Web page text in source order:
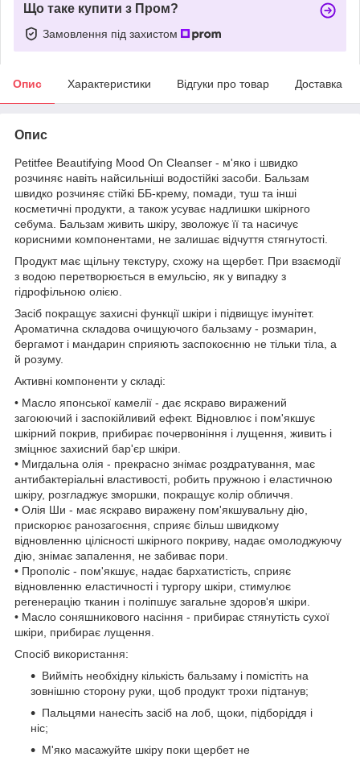
Що таке купити з Пром?
Замовлення під захистом
Опис Характеристики Відгуки про товар Доставка
Опис
Petitfee Beautifying Mood On Cleanser - м'яко і швидко
розчиняє навіть найсильніші водостійкі засоби. Бальзам
швидко розчиняє стійкі ББ-крему, помади, туш та інші
косметичні продукти, а також усуває надлишки шкірного
себума. Бальзам живить шкіру, зволожує її та насичує
корисними компонентами, не залишає відчуття стягнутості.
Продукт має щільну текстуру, схожу на щербет. При взаємодії
з водою перетворюється в емульсію, як у випадку з
гідрофільною олією.
Засіб покращує захисні функції шкіри і підвищує імунітет.
Ароматична складова очищуючого бальзаму - розмарин,
бергамот і мандарин сприяють заспокоєнню не тільки тіла, а
й розуму.
Активні компоненти у складі:
• Масло японської камелії - дає яскраво виражений
загоюючий і заспокійливий ефект. Відновлює і пом'якшує
шкірний покрив, прибирає почервоніння і лущення, живить і
зміцнює захисний бар'єр шкіри.
• Мигдальна олія - прекрасно знімає роздратування, має
антибактеріальні властивості, робить пружною і еластичною
шкіру, розгладжує зморшки, покращує колір обличчя.
• Олія Ши - має яскраво виражену пом'якшувальну дію,
прискорює ранозагоєння, сприяє більш швидкому
відновленню цілісності шкірного покриву, надає омолоджуючу
дію, знімає запалення, не забиває пори.
• Прополіс - пом'якшує, надає бархатистість, сприяє
відновленню еластичності і тургору шкіри, стимулює
регенерацію тканин і поліпшує загальне здоров'я шкіри.
• Масло соняшникового насіння - прибирає стянутість сухої
шкіри, прибирає лущення.
Спосіб використання:
Вийміть необхідну кількість бальзаму і помістіть на
зовнішню сторону руки, щоб продукт трохи підтанув;
Пальцями нанесіть засіб на лоб, щоки, підборіддя і
ніс;
М'яко масажуйте шкіру поки щербет не